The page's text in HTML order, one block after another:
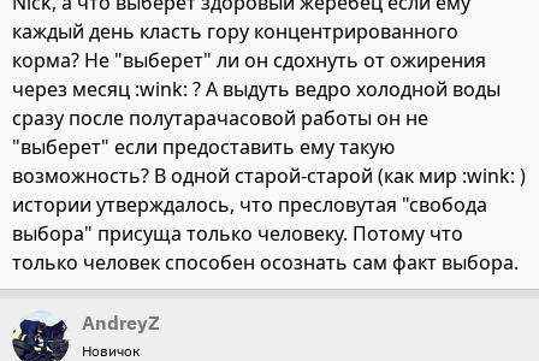
каждый день класть гору концентрированного
корма? Не "выберет" ли он сдохнуть от ожирения
через месяц :wink: ? А выдуть ведро холодной воды
сразу после полутарачасовой работы он не
"выберет" если предоставить ему такую
возможность? В одной старой-старой (как мир :wink: )
истории утверждалось, что пресловутая "свобода
выбора" присуща только человеку. Потому что
только человек способен осознать сам факт выбора.
AndreyZ
Новичок